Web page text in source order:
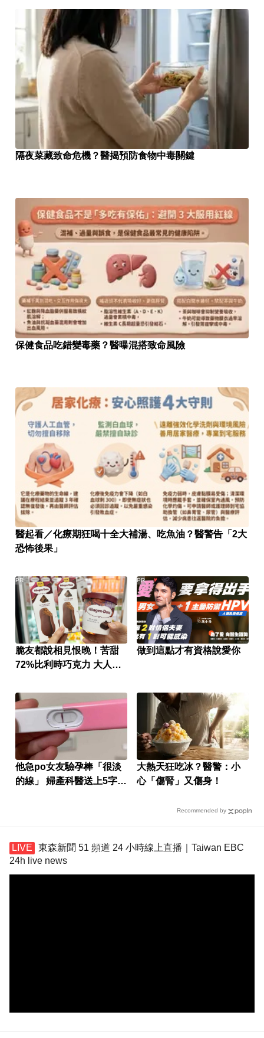
隔夜菜藏致命危機？醫揭預防食物中毒關鍵
保健食品吃錯變毒藥？醫曝混搭致命風險
醫起看／化療期狂喝十全大補湯、吃魚油？醫警告「2大
恐怖後果」
脆友都說相見恨晚！苦甜
72%比利時巧克力 大人味
PR
做到這點才有資格說愛你
PR
他急po女友驗孕棒「很淡
的線」 婦產科醫送上5字回
大熱天狂吃冰？醫警：小
心「傷腎」又傷身！
Recommended by
東森新聞 51 頻道 24 小時線上直播｜Taiwan EBC
24h live news